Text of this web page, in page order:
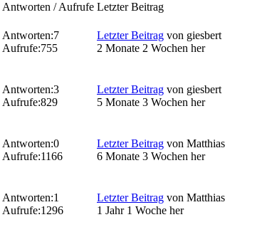
Antworten / Aufrufe Letzter Beitrag
Antworten:7
Aufrufe:755
Letzter Beitrag von giesbert
2 Monate 2 Wochen her
Antworten:3
Aufrufe:829
Letzter Beitrag von giesbert
5 Monate 3 Wochen her
Antworten:0
Aufrufe:1166
Letzter Beitrag von Matthias
6 Monate 3 Wochen her
Antworten:1
Aufrufe:1296
Letzter Beitrag von Matthias
1 Jahr 1 Woche her